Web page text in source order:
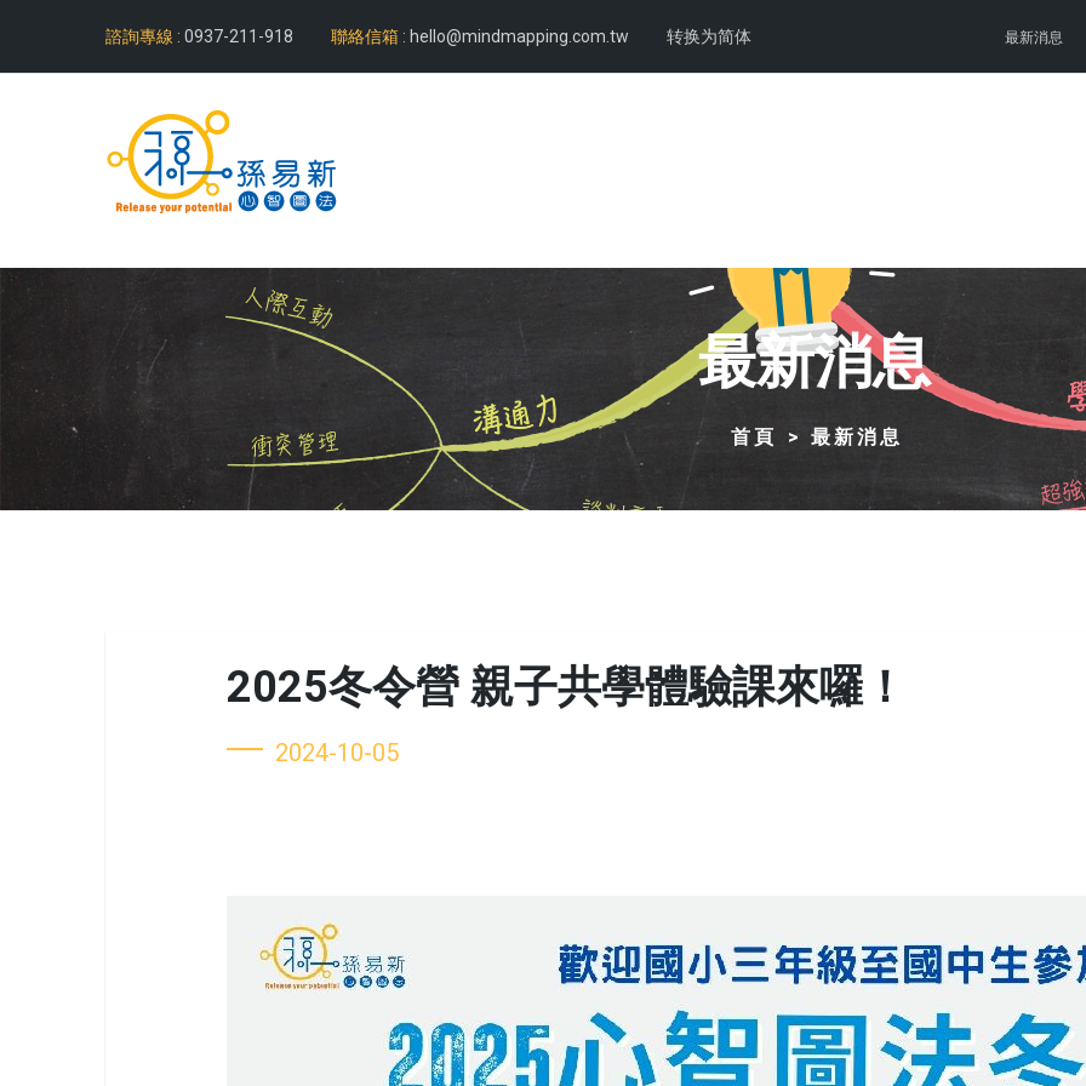
諮詢專線 : 0937-211-918 聯絡信箱 : hello@mindmapping.com.tw 转换为简体 最新消息
最新消息
首頁 最新消息
2025冬令營 親子共學體驗課來囉！
2024-10-05